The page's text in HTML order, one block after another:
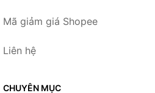
Mã giảm giá Shopee
Liên hệ
CHUYÊN MỤC